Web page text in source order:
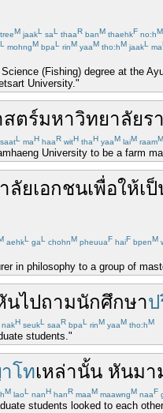
M jaakL saL thaaR banM thaehkF no:hM
L mohngM bpaL rinM yaaM tho:hM jaakL ma
(Fishing) degree at the
University."
สตร์มหาวิทยาลัยร
saatL maH haaR witH thaH yaaM laiM raamM
University to be a farm
ลัยเอกชนเพื่อให้เ
aehkL gaL chohnM pheuuaF haiF bpenM
in philosophy to a group of
นไปถามนักศึกษา
nakH seukL saaR bpaL rinM yaaM tho:hM
students."
โทเหล่านั้น หันมา
M laoL nanH hanR maaM maawngM naaF
students looked to each